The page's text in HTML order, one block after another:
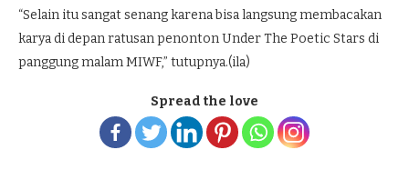
“Selain itu sangat senang karena bisa langsung membacakan
karya di depan ratusan penonton Under The Poetic Stars di
panggung malam MIWF,” tutupnya.(ila)
Spread the love